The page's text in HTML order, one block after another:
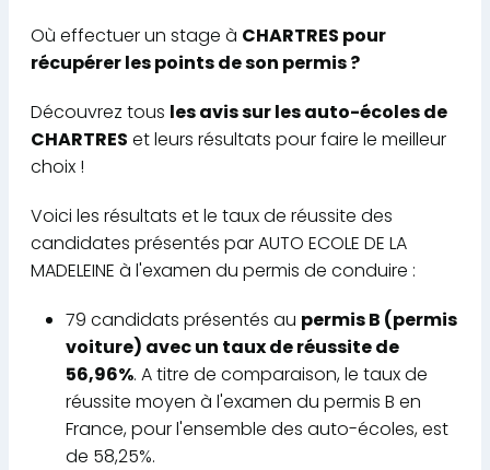
Où effectuer un stage à CHARTRES pour
récupérer les points de son permis ?
Découvrez tous les avis sur les auto-écoles de
CHARTRES et leurs résultats pour faire le meilleur
choix !
Voici les résultats et le taux de réussite des
candidates présentés par AUTO ECOLE DE LA
MADELEINE à l'examen du permis de conduire :
79 candidats présentés au permis B (permis
voiture) avec un taux de réussite de
56,96%. A titre de comparaison, le taux de
réussite moyen à l'examen du permis B en
France, pour l'ensemble des auto-écoles, est
de 58,25%.